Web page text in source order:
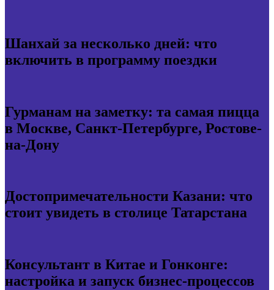
Шанхай за несколько дней: что
включить в программу поездки
Гурманам на заметку: та самая пицца
в Москве, Санкт-Петербурге, Ростове-
на-Дону
Достопримечательности Казани: что
стоит увидеть в столице Татарстана
Консультант в Китае и Гонконге:
настройка и запуск бизнес-процессов